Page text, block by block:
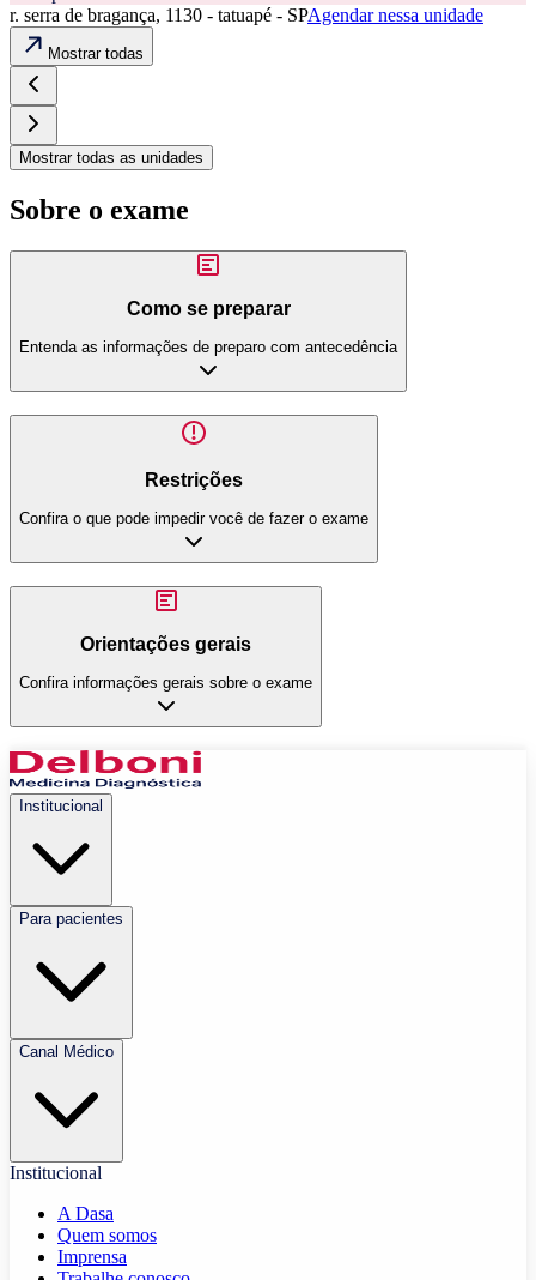
r. serra de bragança, 1130 - tatuapé - SPAgendar nessa unidade
Mostrar todas
Mostrar todas as unidades
Sobre o exame
Como se preparar
Entenda as informações de preparo com antecedência
Restrições
Confira o que pode impedir você de fazer o exame
Orientações gerais
Confira informações gerais sobre o exame
Institucional
Para pacientes
Canal Médico
Institucional
A Dasa
Quem somos
Imprensa